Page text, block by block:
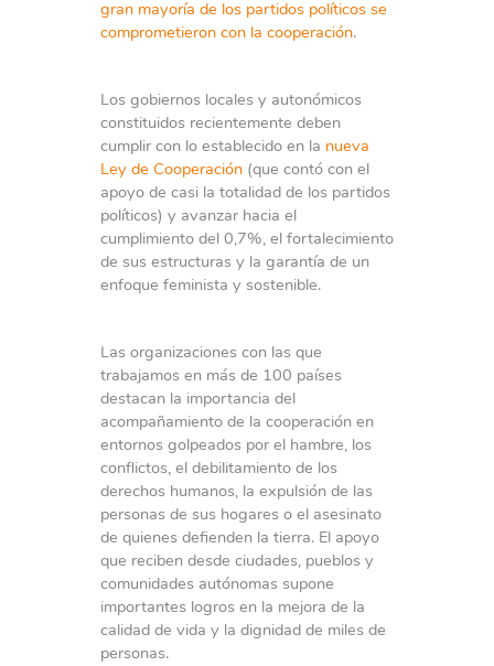
gran mayoría de los partidos políticos se
comprometieron con la cooperación.
Los gobiernos locales y autonómicos
constituidos recientemente deben
cumplir con lo establecido en la nueva
Ley de Cooperación(que contó con el
apoyo de casi la totalidad de los partidos
políticos) y avanzar hacia el
cumplimiento del 0,7%, el fortalecimiento
de sus estructuras y la garantía de un
enfoque feminista y sostenible.
Las organizaciones con las que
trabajamos en más de 100 países
destacan la importancia del
acompañamiento de la cooperación en
entornos golpeados por el hambre, los
conflictos, el debilitamiento de los
derechos humanos, la expulsión de las
personas de sus hogares o el asesinato
de quienes defienden la tierra. El apoyo
que reciben desde ciudades, pueblos y
comunidades autónomas supone
importantes logros en la mejora de la
calidad de vida y la dignidad de miles de
personas.